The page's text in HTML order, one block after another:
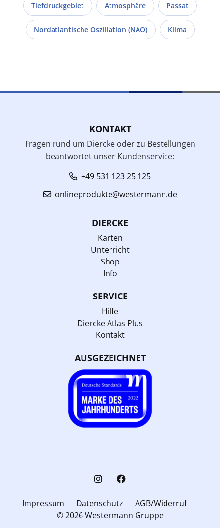
Tiefdruckgebiet Atmosphäre Passat
Nordatlantische Oszillation (NAO) Klima
KONTAKT
Fragen rund um Diercke oder zu Bestellungen
beantwortet unser Kundenservice:
+49 531 123 25 125
onlineprodukte@westermann.de
DIERCKE
Karten
Unterricht
Shop
Info
SERVICE
Hilfe
Diercke Atlas Plus
Kontakt
AUSGEZEICHNET
Impressum Datenschutz
AGB/Widerruf
© 2026 Westermann Gruppe